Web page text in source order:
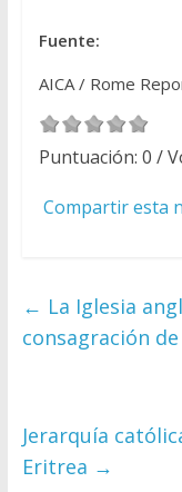
Fuente:
AICA / Rome
Puntuación: 0 /
Compartir esta
← La Iglesia
consagración
Jerarquía
Eritrea →